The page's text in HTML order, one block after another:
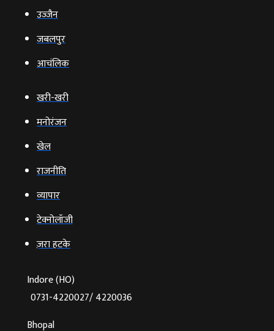
उज्‍जैन
जबलपुर
आचंलिक
खरी-खरी
मनोरंजन
खेल
राजनीति
व्‍यापार
टेक्‍नोलॉजी
ज़रा हटके
Indore (HO)
0731-4220027/ 4220036
Bhopal